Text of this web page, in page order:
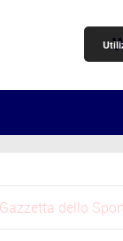
Gazzetta dello